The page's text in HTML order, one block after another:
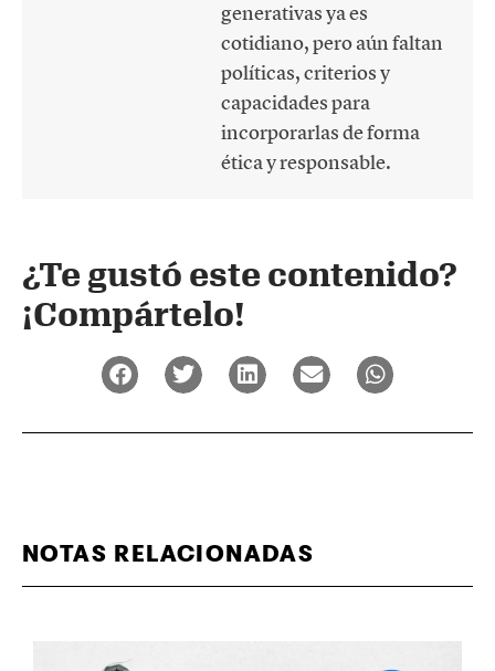
generativas ya es
cotidiano, pero aún faltan
políticas, criterios y
capacidades para
incorporarlas de forma
ética y responsable.
¿Te gustó este contenido?
¡Compártelo!
NOTAS RELACIONADAS